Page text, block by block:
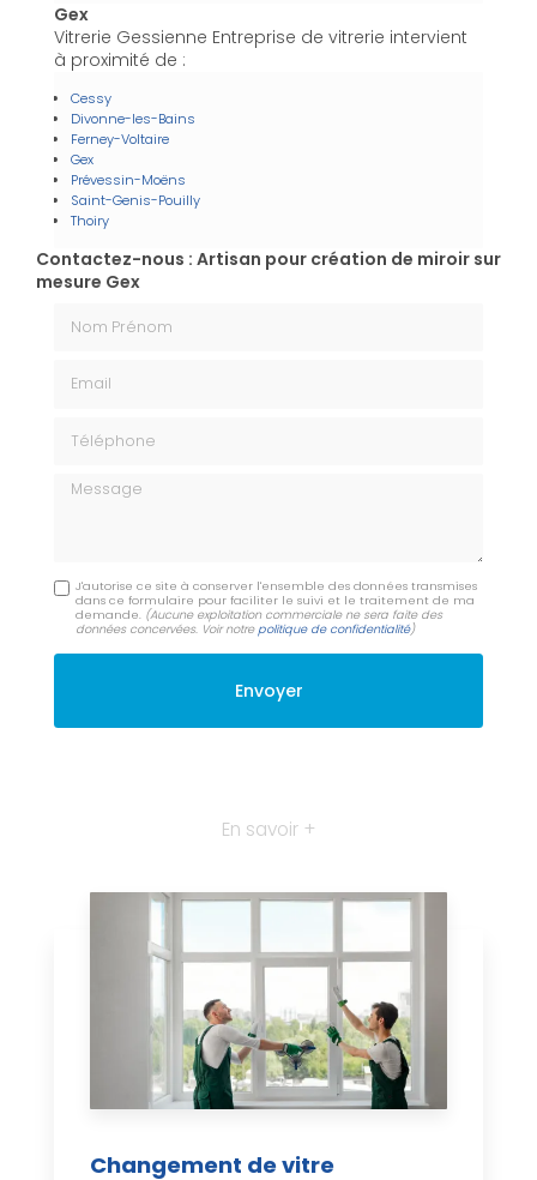
Gex
Vitrerie Gessienne Entreprise de vitrerie intervient
à proximité de :
Cessy
Divonne-les-Bains
Ferney-Voltaire
Gex
Prévessin-Moëns
Saint-Genis-Pouilly
Thoiry
Contactez-nous : Artisan pour création de miroir sur
mesure Gex
Message
J'autorise ce site à conserver l'ensemble des données transmises
dans ce formulaire pour faciliter le suivi et le traitement de ma
demande. (Aucune exploitation commerciale ne sera faite des
données concervées. Voir notrepolitique de confidentialité)
En savoir +
Changement de vitre